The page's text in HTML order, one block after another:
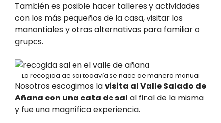
También es posible hacer talleres y actividades
con los más pequeños de la casa, visitar los
manantiales y otras alternativas para familiar o
grupos.
La recogida de sal todavía se hace de manera manual
Nosotros escogimos lavisita al Valle Salado de
Añana con una cata de sal al final de la misma
y fue una magnífica experiencia.